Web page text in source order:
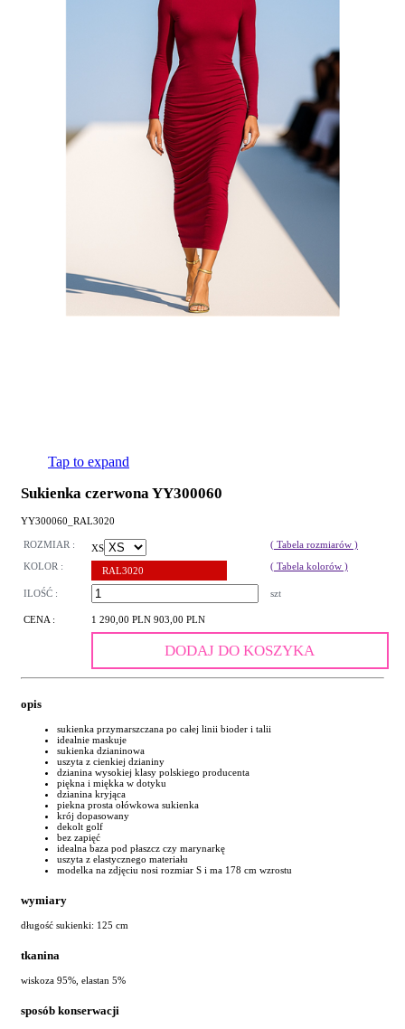
Tap to expand
Sukienka czerwona YY300060
YY300060_RAL3020
ROZMIAR : XS
( Tabela rozmiarów )
KOLOR :
RAL3020 ( Tabela kolorów )
ILOŚĆ : szt
CENA : 1 290,00 PLN 903,00 PLN
DODAJ DO KOSZYKA
opis
sukienka przymarszczana po całej linii bioder i talii
idealnie maskuje
sukienka dzianinowa
uszyta z cienkiej dzianiny
dzianina wysokiej klasy polskiego producenta
piękna i miękka w dotyku
dzianina kryjąca
piekna prosta ołówkowa sukienka
krój dopasowany
dekolt golf
bez zapięć
idealna baza pod płaszcz czy marynarkę
uszyta z elastycznego materiału
modelka na zdjęciu nosi rozmiar S i ma 178 cm wzrostu
wymiary
długość sukienki: 125 cm
tkanina
wiskoza 95%, elastan 5%
sposób konserwacji